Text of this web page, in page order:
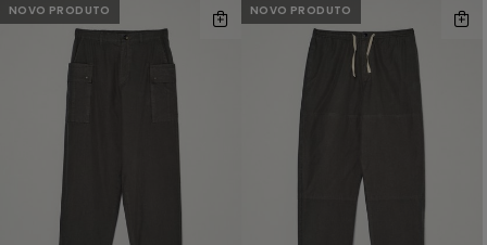
NOVO PRODUTO NOVO PRODUTO